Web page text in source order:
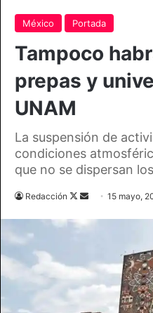
México Portada
Tampoco
prepas y
UNAM
La suspensión de
condiciones
que no se dispersan
Redacción
Follow
X
Send15 mayo,